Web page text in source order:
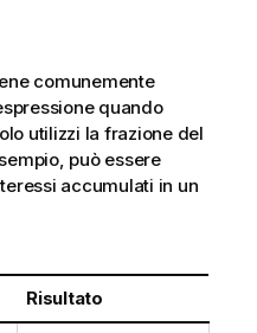
comunemente
quando
utilizzi la frazione del
può essere
accumulati in un
Risultato